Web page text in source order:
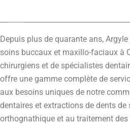
Depuis plus de quarante ans,
soins buccaux et maxillo-faciaux à
chirurgiens et de spécialistes
offre une gamme complète de
aux besoins uniques de notre
dentaires et extractions de dents de
orthognathique et au traitement